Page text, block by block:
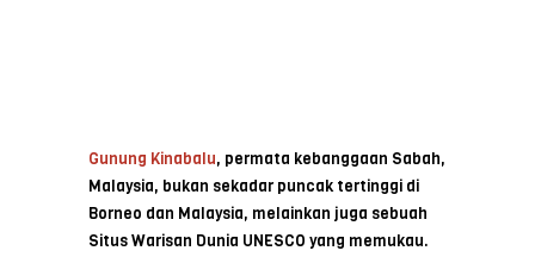
Gunung Kinabalu, permata kebanggaan Sabah,
Malaysia, bukan sekadar puncak tertinggi di
Borneo dan Malaysia, melainkan juga sebuah
Situs Warisan Dunia UNESCO yang memukau.